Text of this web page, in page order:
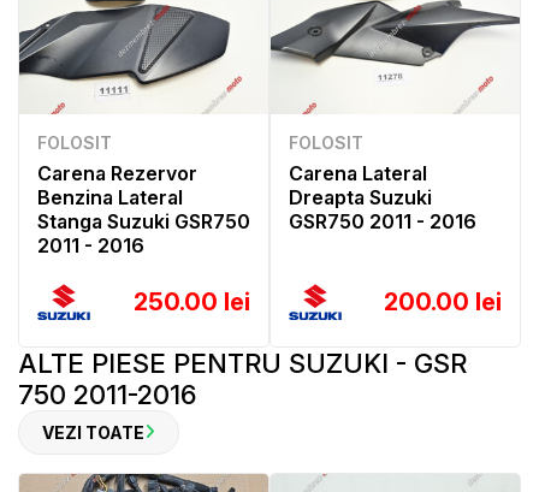
FOLOSIT
Carena Rezervor
Benzina Lateral
Stanga Suzuki GSR750
2011 - 2016
250.00 lei
FOLOSIT
Carena Lateral
Dreapta Suzuki
GSR750 2011 - 2016
200.00 lei
ALTE PIESE PENTRU SUZUKI - GSR
750 2011-2016
VEZI TOATE